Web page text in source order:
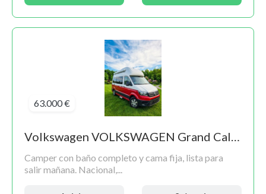
63.000 €
Camper con baño completo y cama fija, lista para
salir mañana. Nacional,...